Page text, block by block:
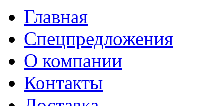
Главная
Спецпредложения
О компании
Контакты